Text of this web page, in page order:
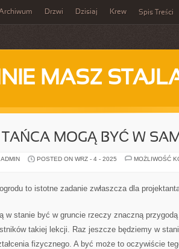
Drzwi Dzisiaj Krew Spis Treści
MASZ
TAŃCA MOGĄ BYĆ W
POSTED ON WRZ - 4 - 2025
MOŻLIWOŚĆ
to istotne zadanie zwłaszcza dla
w stanie być w gruncie rzeczy znaczną
takiej lekcji. Raz jeszcze będziemy w
fizycznego. A być może to oczywiście